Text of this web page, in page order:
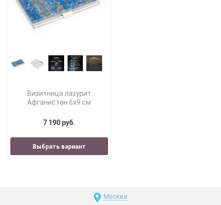
Визитница лазурит
Афганистан 6х9 см
7 190 руб.
Выбрать вариант
Москва